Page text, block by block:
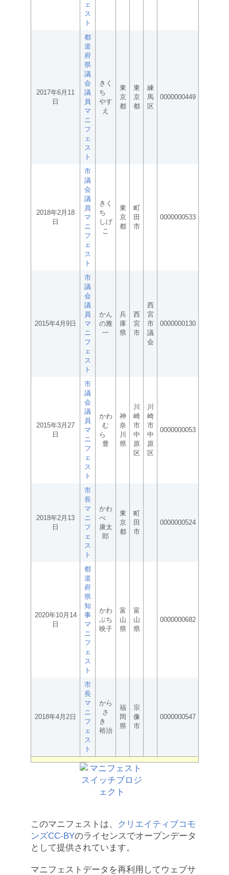
ェ
ス
ト
2017年6月11
日
都
道
府
県
議
会
議
員
マ
ニ
フ
ェ
ス
ト
きく
ち
やす
え
東
京
都
東
京
都
練
馬
区
0000000449
2018年2月18
日
市
議
会
議
員
マ
ニ
フ
ェ
ス
ト
きく
ち
しげ
こ
東
京
都
町
田
市
0000000533
2015年4月9日
市
議
会
議
員
マ
ニ
フ
ェ
ス
ト
かん
の雅
一
兵
庫
県
西
宮
市
西
宮
市
議
会
0000000130
2015年3月27
日
市
議
会
議
員
マ
ニ
フ
ェ
ス
ト
かわ
む
ら
豊
神
奈
川
県
川
崎
市
中
原
区
川
崎
市
中
原
区
0000000053
2018年2月13
日
市
長
マ
ニ
フ
ェ
ス
ト
かわ
べ
康太
郎
東
京
都
町
田
市
0000000524
2020年10月14
日
都
道
府
県
知
事
マ
ニ
フ
ェ
ス
ト
かわ
ぶち
映子
富
山
県
富
山
県
0000000682
2018年4月2日
市
長
マ
ニ
フ
ェ
ス
ト
から
さ
き
裕治
福
岡
県
宗
像
市
0000000547
このマニフェストは、
クリエイティブコモ
ンズCC-BYのライセンスでオープンデータ
として提供されています。
マニフェストデータを再利用してウェブサ